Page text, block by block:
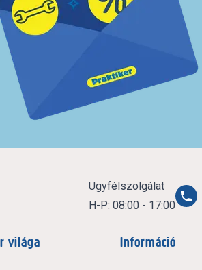
Ügyfélszolgálat
H-P: 08:00 - 17:00
világa Információ